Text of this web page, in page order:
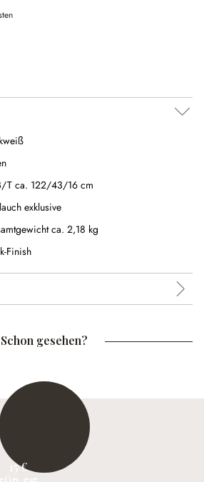
T ca. 122/43/16 cm
exklusive
ca. 2,18 kg
Finish
Schon gesehen?
15 €